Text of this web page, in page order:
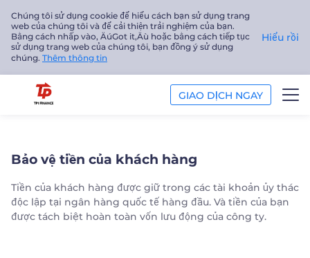
Chúng tôi sử dụng cookie để hiểu cách bạn sử dụng trang
web của chúng tôi và để cải thiện trải nghiệm của bạn.
Bằng cách nhấp vào‚ ÄúGot it‚Äù hoặc bằng cách tiếp tục
sử dụng trang web của chúng tôi, bạn đồng ý sử dụng
chúng. Thêm thông tin
Hiểu rồi
GIAO DỊCH NGAY
NỀN TẢNG
PHÂN TÍCH
Bảo vệ tiền của khách hàng
Tiền của khách hàng được giữ trong các tài khoản ủy thác
độc lập tại ngân hàng quốc tế hàng đầu. Và tiền của bạn
được tách biệt hoàn toàn vốn lưu động của công ty.